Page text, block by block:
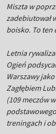
Miszta w
zadebiutował
boisko. To ten
Letnia
Ogień
Warszawy
Zagłębiem
(109 meczów
treningach i